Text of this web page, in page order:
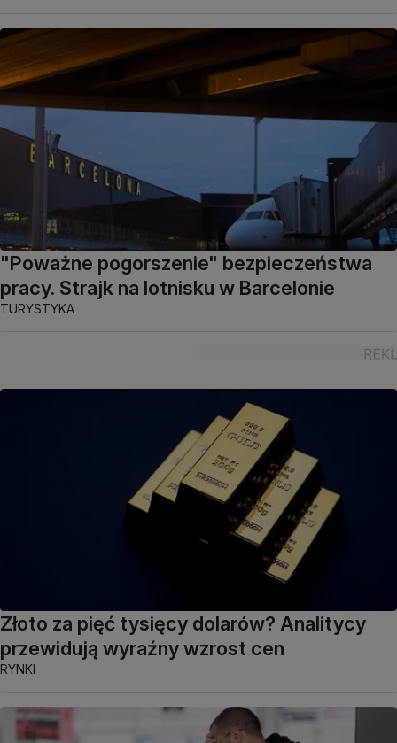
"Poważne pogorszenie" bezpieczeństwa
pracy. Strajk na lotnisku w Barcelonie
TURYSTYKA
Złoto za pięć tysięcy dolarów? Analitycy
przewidują wyraźny wzrost cen
RYNKI